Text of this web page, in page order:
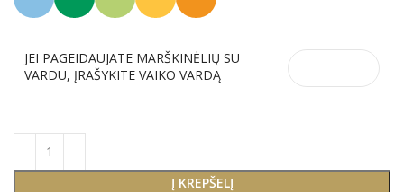
JEI PAGEIDAUJATE MARŠKINĖLIŲ SU
VARDU, ĮRAŠYKITE VAIKO VARDĄ
Į KREPŠELĮ